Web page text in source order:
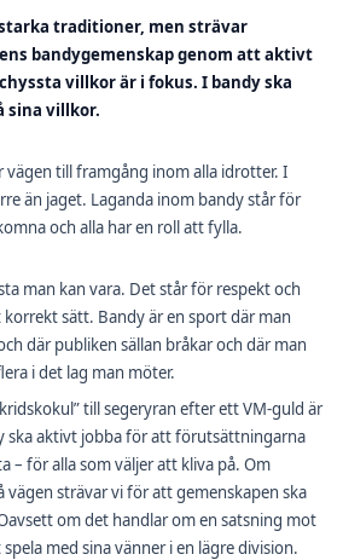
traditioner, men strävar
bandygemenskap genom att aktivt
villkor är i fokus. I bandy ska
sina villkor.
vägen till framgång inom alla idrotter. I
än jaget. Laganda inom bandy står för
och alla har en roll att fylla.
man kan vara. Det står för respekt och
sätt. Bandy är en sport där man
där publiken sällan bråkar och där man
i det lag man möter.
till segeryran efter ett VM-guld är
ska aktivt jobba för att förutsättningarna
– för alla som väljer att kliva på. Om
strävar vi för att gemenskapen ska
om det handlar om en satsning mot
med sina vänner i en lägre division.